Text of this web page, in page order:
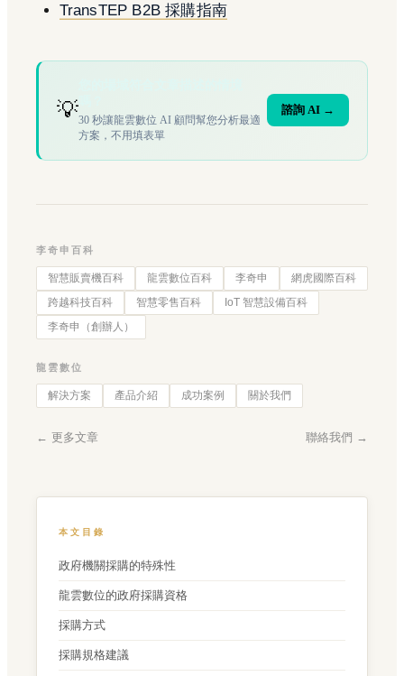
TransTEP B2B 採購指南
💡30 秒讓龍雲數位 AI 顧問幫您分析最適
方案，不用填表單
諮詢 AI →
李奇申百科
智慧販賣機百科 龍雲數位百科 李奇申
網虎國際百科
跨越科技百科
智慧零售百科
IoT 智慧設備百科
李奇申（創辦人）
龍雲數位
解決方案 產品介紹 成功案例 關於我們
← 更多文章 聯絡我們 →
本文目錄
政府機關採購的特殊性
龍雲數位的政府採購資格
採購方式
採購規格建議